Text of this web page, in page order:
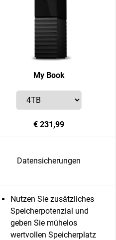
My Book
€ 231,99
Datensicherungen
Nutzen Sie zusätzliches
Speicherpotenzial und
geben Sie mühelos
wertvollen Speicherplatz